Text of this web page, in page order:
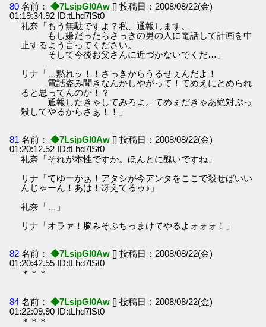
80 名前： ◆7LsipGI0Aw [] 投稿日：2008/08/22(金)
01:19:34.92 ID:tLhd7lSt0
礼奈「もう無駄ですよ？私、通報します。
もし嫌だったらさっきの男の人に電話して計画を中
止するよう言ってください。
そして今後お父さんに近づかないでくだ…」
リナ「…黙れッ！！さっきからうるせぇんだよ！
電話盗み聞きなんかしやがって！てめえにとめられ
ると思ってんのか！？
通報したきゃしてみろよ。てめぇだきゃあ絶対ぶっ
殺してやるからさぁ！！」
81 名前： ◆7LsipGI0Aw [] 投稿日：2008/08/22(金)
01:20:12.52 ID:tLhd7lSt0
礼奈「それが本性ですか。ほんとに醜いですね」
リナ「てゆーかぁ！アタシが今アンタをここで殺せばいい
んじゃーん！あは！冴えてるゥ♪」
礼奈「…」
リナ「オラァ！脳みそぶちっまけてやるよォォォ！」
82 名前： ◆7LsipGI0Aw [] 投稿日：2008/08/22(金)
01:20:42.55 ID:tLhd7lSt0
＊＊＊
84 名前： ◆7LsipGI0Aw [] 投稿日：2008/08/22(金)
01:22:09.90 ID:tLhd7lSt0
＊＊＊